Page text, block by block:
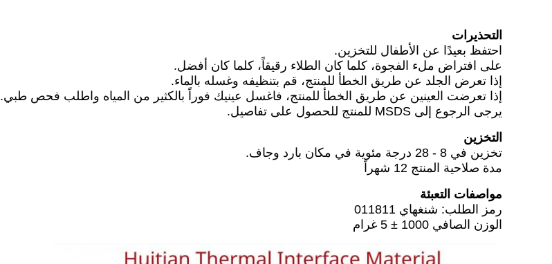
التحذيرات
احتفظ بعيدًا عن الأطفال للتخزين.
على افتراض ملء الفجوة، كلما كان الطلاء رقيقاً، كلما كان أفضل.
إذا تعرض الجلد عن طريق الخطأ للمنتج، قم بتنظيفه وغسله بالماء.
إذا تعرضت العينين عن طريق الخطأ للمنتج، فاغسل عينيك فوراً بالكثير من المياه واطلب فحص طبي.
يرجى الرجوع إلى MSDS للمنتج للحصول على تفاصيل.
التخزين
تخزين في 8 - 28 درجة مئوية في مكان بارد وجاف.
مدة صلاحية المنتج 12 شهراً
مواصفات التعبئة
رمز الطلب: شنغهاي 011811
الوزن الصافي 1000 ± 5 غرام